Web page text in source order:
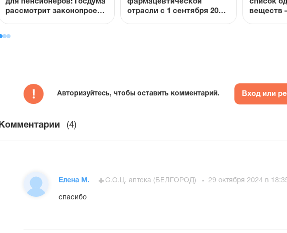
для пенсионеров: Госдума
рассмотрит законопроект
фармацевтической
отрасли с 1 сентября 2025
список
веществ
Авторизуйтесь, чтобы оставить комментарий. Вход или
Комментарии (4)
Елена М. С.О.Ц. аптека (БЕЛГОРОД) 29 октября 2024 в
спасибо